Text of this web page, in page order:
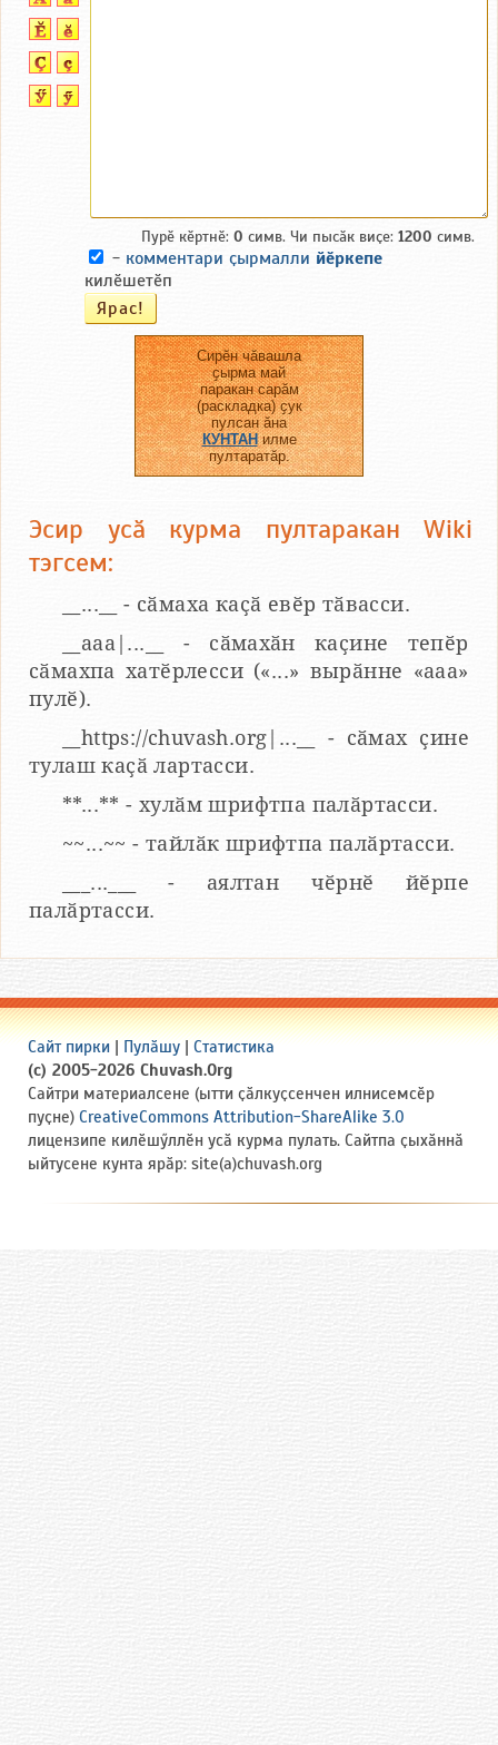
Пурӗ кӗртнӗ: 0 симв. Чи пысӑк виҫе: 1200 симв.
- комментари ҫырмалли йӗркепе
килӗшетӗп
Сирӗн чӑвашла
ҫырма май
паракан сарӑм
(раскладка) ҫук
пулсан ӑна
КУНТАНилме
пултаратӑр.
Эсир усӑ курма пултаракан Wiki
тэгсем:
__...__ - сӑмаха каҫӑ евӗр тӑвасси.
__aaa|...__ - сӑмахӑн каҫине тепӗр
сӑмахпа хатӗрлесси («...» вырӑнне «ааа»
пулӗ).
__https://chuvash.org|...__ - сӑмах ҫине
тулаш каҫӑ лартасси.
**...** - хулӑм шрифтпа палӑртасси.
~~...~~ - тайлӑк шрифтпа палӑртасси.
___...___ - аялтан чӗрнӗ йӗрпе
палӑртасси.
Сайт пирки | Пулӑшу | Статистика
(c) 2005-2026 Chuvash.Org
Сайтри материалсене (ытти ҫӑлкуҫсенчен илнисемсӗр
пуҫне) CreativeCommons Attribution-ShareAlike 3.0
лицензипе килӗшӳллӗн усӑ курма пулать. Сайтпа ҫыхӑннӑ
ыйтусене кунта ярӑр: site(a)chuvash.org